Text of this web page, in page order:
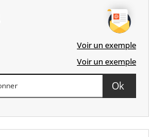
Voir un exemple
Voir un exemple